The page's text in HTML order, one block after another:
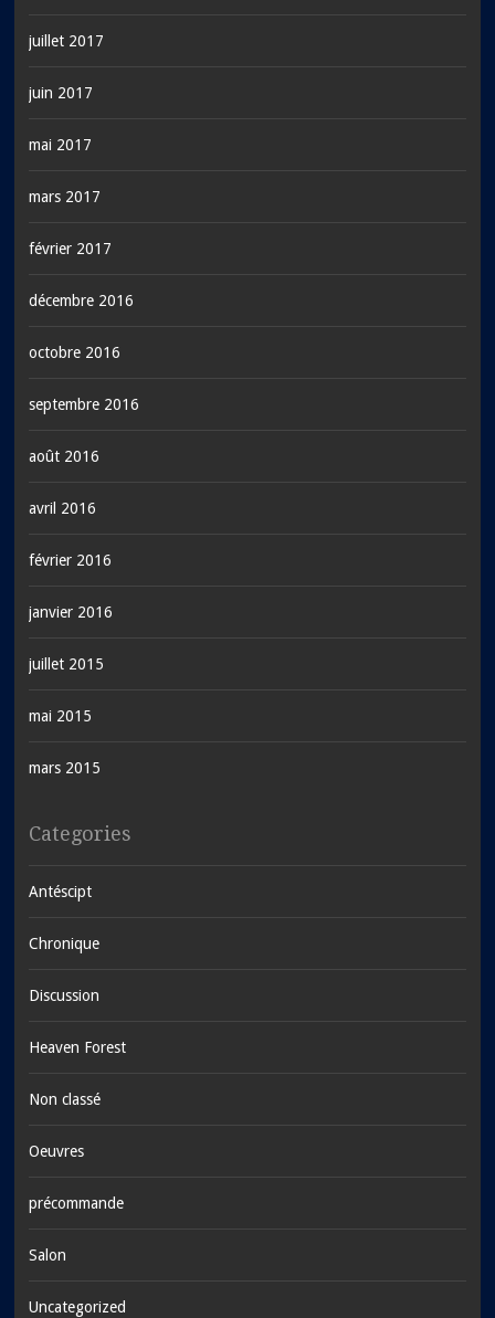
juillet 2017
juin 2017
mai 2017
mars 2017
février 2017
décembre 2016
octobre 2016
septembre 2016
août 2016
avril 2016
février 2016
janvier 2016
juillet 2015
mai 2015
mars 2015
Categories
Antéscipt
Chronique
Discussion
Heaven Forest
Non classé
Oeuvres
précommande
Salon
Uncategorized